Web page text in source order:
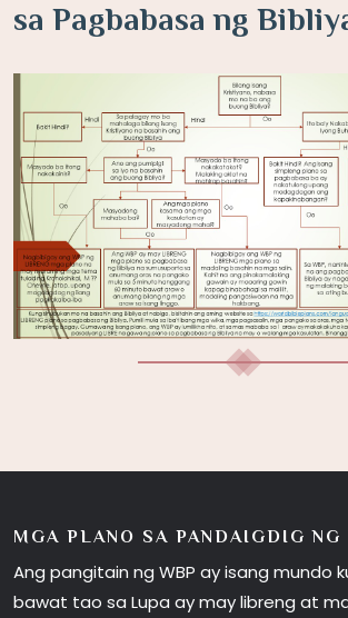
sa Pagbabasa ng
MGA PLANO SA PANDAIGDIG
Ang pangitain ng WBP ay isang mundo
bawat tao sa Lupa ay may libreng at